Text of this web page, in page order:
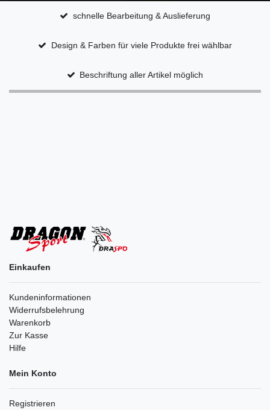
schnelle Bearbeitung & Auslieferung
Design & Farben für viele Produkte frei wählbar
Beschriftung aller Artikel möglich
Einkaufen
Kundeninformationen
Widerrufsbelehrung
Warenkorb
Zur Kasse
Hilfe
Mein Konto
Registrieren